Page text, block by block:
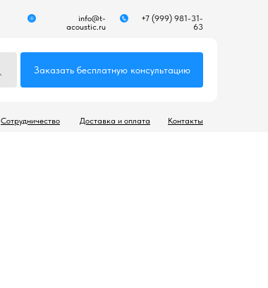
Заказать бесплатную консультацию
+7 (999) 981-31-
63
Сотрудничество Контакты
Доставка и оплата
info@t-
acoustic.ru